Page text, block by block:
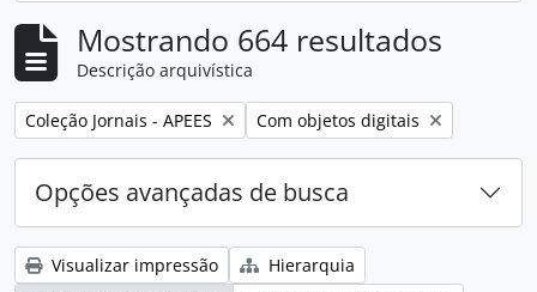
Mostrando 664 resultados
Descrição arquivística
Remover filtro:
Coleção Jornais - APEES Remover filtro:
Com objetos digitais
Opções avançadas de busca
Visualizar impressão
Hierarquia